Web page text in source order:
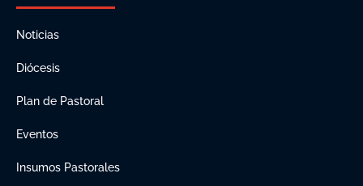
Noticias
Diócesis
Plan de Pastoral
Eventos
Insumos Pastorales